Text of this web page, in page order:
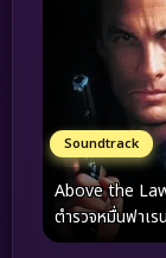
Soundtrack
Above the
ตำรวจหมื่นฟาเร
(1988)